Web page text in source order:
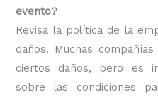
evento?
Revisa la política de la
daños. Muchas
ciertos daños, pero es
sobre las condiciones